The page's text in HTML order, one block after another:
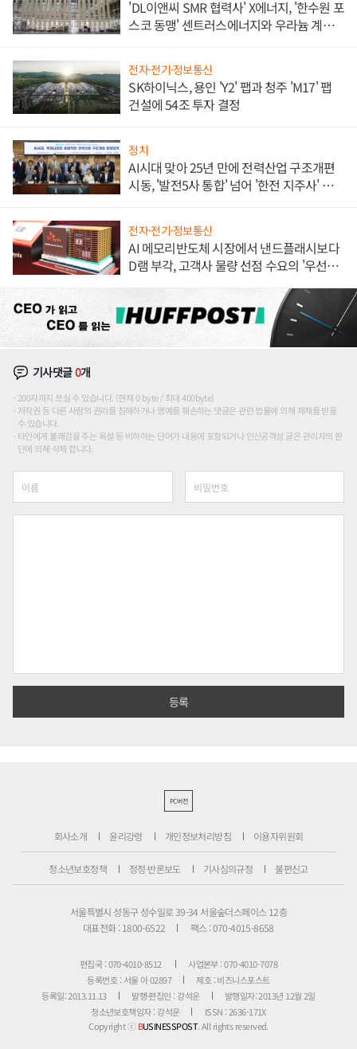
'DL이앤씨 SMR 협력사' X에너지, '한수원 포
스코 동맹' 센트러스에너지와 우라늄 계약
전자·전기·정보통신
SK하이닉스, 용인 'Y2' 팹과 청주 'M17' 팹
건설에 54조 투자 결정
정치
AI시대 맞아 25년 만에 전력산업 구조개편
시동, '발전5사 통합' 넘어 '한전 지주사' 재편
전자·전기·정보통신
AI 메모리반도체 시장에서 낸드플래시보다
D램 부각, 고객사 물량 선점 수요의 '우선순
기사댓글0개
200자까지 쓰실 수 있습니다. (현재 0 byte / 최대 400byte)
저작권 등 다른 사람의 권리를 침해하거나 명예를 훼손하는 댓글은 관련 법률에 의해 제재를 받을
수 있습니다.
타인에게 불쾌감을 주는 욕설 등 비하하는 단어가 내용에 포함되거나 인신공격성 글은 관리자의 판
단에 의해 삭제 합니다.
PC버전
회사소개 윤리강령 개인정보처리방침 이용자위원회
청소년보호정책 정정·반론보도 기사심의규정 불편신고
서울특별시 성동구 성수일로 39-34 서울숲더스페이스 12층
대표전화 : 1800-6522
팩스 : 070-4015-8658
편집국 : 070-4010-8512
사업본부 : 070-4010-7078
등록번호 : 서울 아 02897
제호 : 비즈니스포스트
등록일: 2013.11.13
발행·편집인 : 강석운
발행일자: 2013년 12월 2일
청소년보호책임자 : 강석운
ISSN : 2636-171X
Copyright ⓒBUSINESSPOST. All rights reserved.